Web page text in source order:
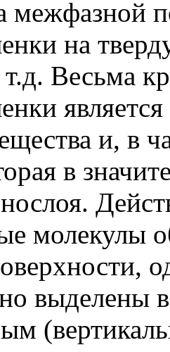
межфазной
на
Весьма
и, в
в
молекулы
выделены